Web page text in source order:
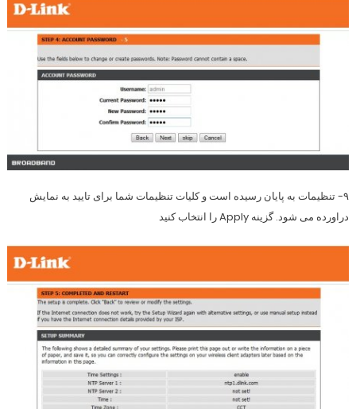
۹- تنظیمات به پایان رسیده است و کلیات تنظیمات شما برای تایید به نمایش
دراورده می شود. گزینه Apply را انتخاب کنید